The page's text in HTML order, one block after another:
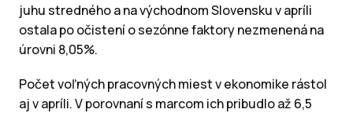
juhu stredného a na východnom Slovensku v apríli
ostala po očistení o sezónne faktory nezmenená na
úrovni 8,05%.
Počet voľných pracovných miest v ekonomike rástol
aj v apríli. V porovnaní s marcom ich pribudlo až 6,5